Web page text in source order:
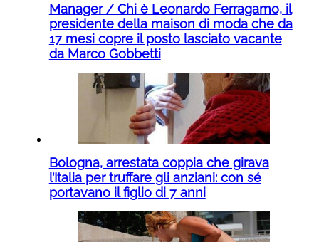
Manager / Chi è Leonardo Ferragamo, il
presidente della maison di moda che da
17 mesi copre il posto lasciato vacante
da Marco Gobbetti
Bologna, arrestata coppia che girava
l’Italia per truffare gli anziani: con sé
portavano il figlio di 7 anni